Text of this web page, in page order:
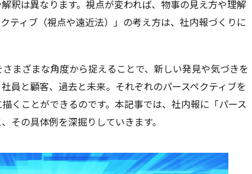
釈は異なります。視点が変われば、物事の見え方や理解
ティブ（視点や遠近法）」の考え方は、社内報づくりに
まざまな角度から捉えることで、新しい発見や気づきを
員と顧客、過去と未来。それぞれのパースペクティブを
くことができるのです。本記事では、社内報に「パース
その具体例を深掘りしていきます。